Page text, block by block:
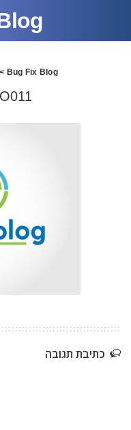
Bug Fix Blog
>
כתיבת תגובה